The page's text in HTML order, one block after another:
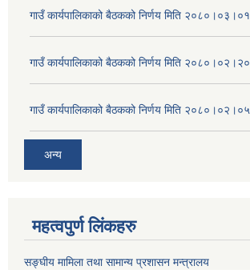
गाउँ कार्यपालिकाको बैठकको निर्णय मिति २०८०।०३।०१
गाउँ कार्यपालिकाको बैठकको निर्णय मिति २०८०।०२।२०
गाउँ कार्यपालिकाको बैठकको निर्णय मिति २०८०।०२।०५
अन्य
महत्वपुर्ण लिंकहरु
सङ्घीय मामिला तथा सामान्य प्रशासन मन्त्रालय